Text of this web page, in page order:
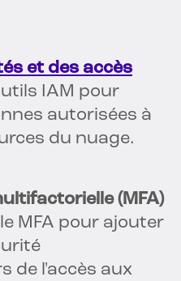
et des accès
IAM pour
autorisées à
du nuage.
(MFA)
MFA pour ajouter
de l'accès aux